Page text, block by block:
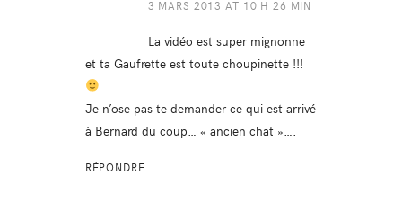
3 MARS 2013 AT 10 H 26 MIN
La vidéo est super mignonne
et ta Gaufrette est toute choupinette !!!
Je n’ose pas te demander ce qui est arrivé
à Bernard du coup… « ancien chat »….
RÉPONDRE